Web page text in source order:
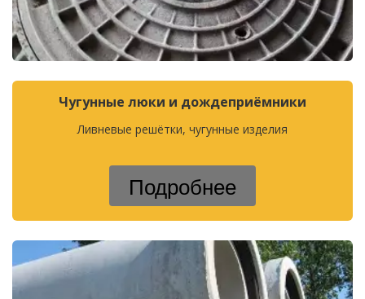
Чугунные люки и дождеприёмники
Ливневые решётки, чугунные изделия
Подробнее